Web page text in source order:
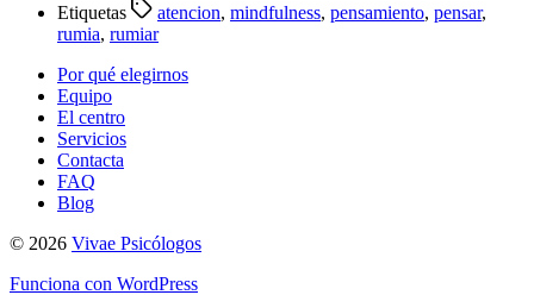
Etiquetas atencion, mindfulness, pensamiento, pensar,
rumia, rumiar
Por qué elegirnos
Equipo
El centro
Servicios
Contacta
FAQ
Blog
© 2026 Vivae Psicólogos
Funciona con WordPress